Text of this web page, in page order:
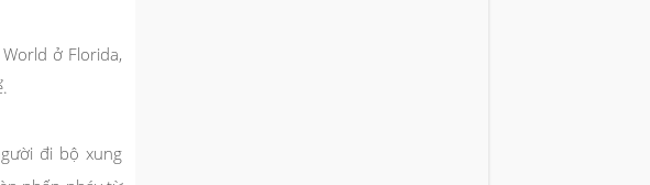
ở Florida,
đi bộ xung